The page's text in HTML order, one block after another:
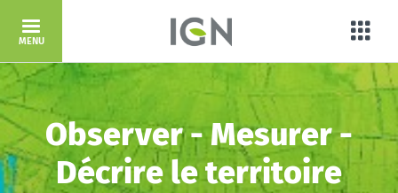
Aller au contenu principal
MENU
Accueil
Observer - Mesurer -
Décrire le territoire